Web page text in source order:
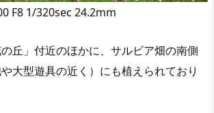
F8 1/320sec 24.2mm
丘」付近のほかに、サルビア畑の南側
や大型遊具の近く）にも植えられており